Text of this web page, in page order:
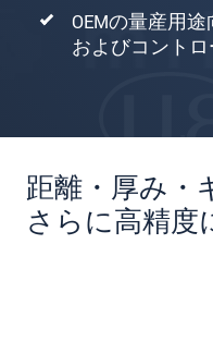
OEMの量産用
およびコントロ
距離・厚み・
さらに高精度